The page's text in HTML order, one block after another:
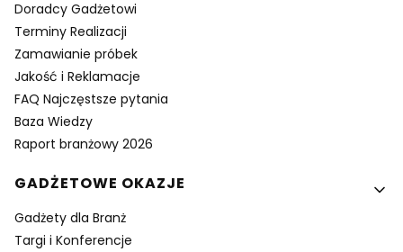
Doradcy Gadżetowi
Terminy Realizacji
Zamawianie próbek
Jakość i Reklamacje
FAQ Najczęstsze pytania
Baza Wiedzy
Raport branżowy 2026
GADŻETOWE OKAZJE
Gadżety dla Branż
Targi i Konferencje